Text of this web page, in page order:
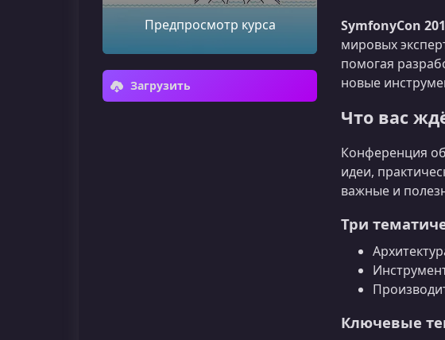
Предпросмотр курса
Загрузить
SymfonyCon
мировых
помогая
новые
Что вас
Конференция
идеи,
важные и
Три
Ключевые